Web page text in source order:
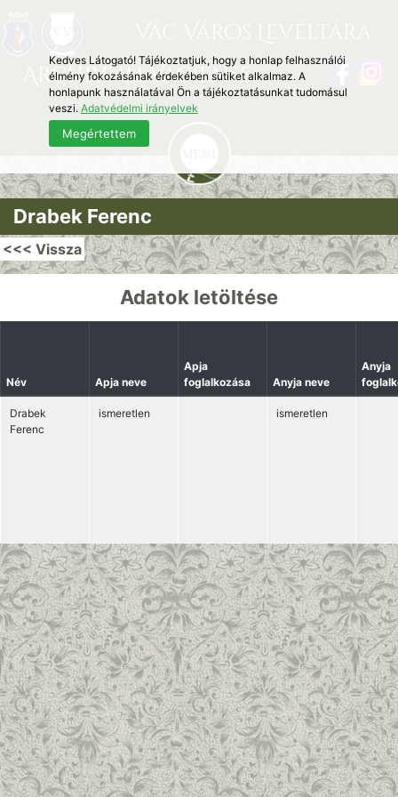
Archivum Vaciense
Drabek Ferenc
<<< Vissza
Adatok letöltése
Név Apja neve
Apja
foglalkozása
Anyja neve
Anyja
Drabek
Ferenc
ismeretlen ismeretlen
Kedves Látogató! Tájékoztatjuk, hogy a honlap felhasználói
élmény fokozásának érdekében sütiket alkalmaz. A
honlapunk használatával Ön a tájékoztatásunkat tudomásul
veszi. Adatvédelmi irányelvek
Megértettem